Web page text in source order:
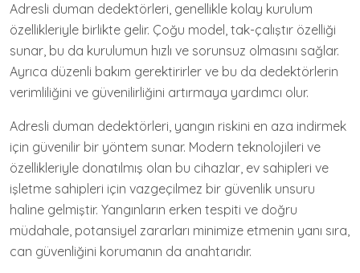
Adresli duman dedektörleri, genellikle kolay kurulum
özellikleriyle birlikte gelir. Çoğu model, tak-çalıştır özelliği
sunar, bu da kurulumun hızlı ve sorunsuz olmasını sağlar.
Ayrıca düzenli bakım gerektirirler ve bu da dedektörlerin
verimliliğini ve güvenilirliğini artırmaya yardımcı olur.
Adresli duman dedektörleri, yangın riskini en aza indirmek
için güvenilir bir yöntem sunar. Modern teknolojileri ve
özellikleriyle donatılmış olan bu cihazlar, ev sahipleri ve
işletme sahipleri için vazgeçilmez bir güvenlik unsuru
haline gelmiştir. Yangınların erken tespiti ve doğru
müdahale, potansiyel zararları minimize etmenin yanı sıra,
can güvenliğini korumanın da anahtarıdır.